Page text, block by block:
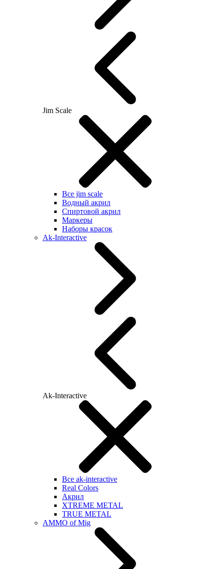
Jim Scale
Все jim scale
Водный акрил
Спиртовой акрил
Маркеры
Наборы красок
Ak-Interactive
Ak-Interactive
Все ak-interactive
Real Colors
Акрил
XTREME METAL
TRUE METAL
AMMO of Mig